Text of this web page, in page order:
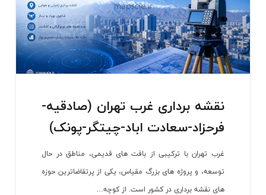
نقشه برداری غرب تهران (صادقیه-
فرحزاد-سعادت اباد-چیتگر-پونک)
غرب تهران با ترکیبی از بافت های قدیمی، مناطق در حال
توسعه، و پروژه های بزرگ مقیاس، یکی از پرتقاضاترین حوزه
های نقشه برداری در کشور است. از کوچه…